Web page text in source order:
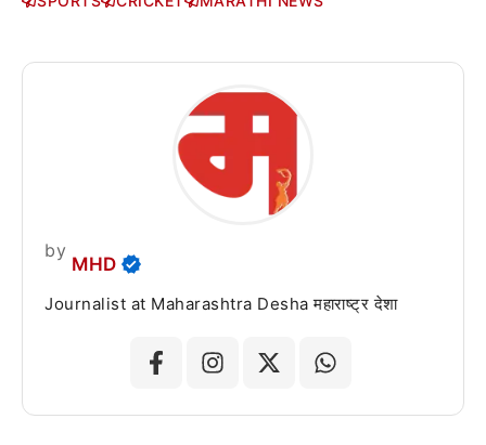
by
MHD
Journalist at Maharashtra Desha महाराष्ट्र देशा